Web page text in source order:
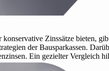
Zinssätze bieten,
der Bausparkassen.
Ein gezielter Vergleich